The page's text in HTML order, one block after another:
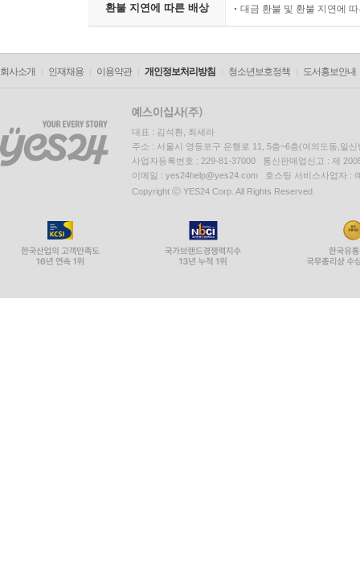
환불 지연에 따른 배상 대금 환불 및 환불 지연에
회사소개 인재채용 이용약관 개인정보처리방침 청소년보호정책 도서홍보안내
대표 : 김석환, 최세라
주소 : 서울시 영등포구 은행로 11, 5층~6층(여의도동,일신
사업자등록번호 : 229-81-37000 통신판매업신고 : 제
이메일 : yes24help@yes24.com 호스팅 서비스사업자 :
Copyright ⓒ YES24 Corp. All Rights Reserved.